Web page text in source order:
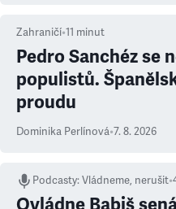
Zahraničí•11 minut
Pedro Sanchéz se
populistů.
proudu
Dominika Perlínová•7. 8. 2026
Podcasty:Vládneme, nerušit•
Ovládne Babiš